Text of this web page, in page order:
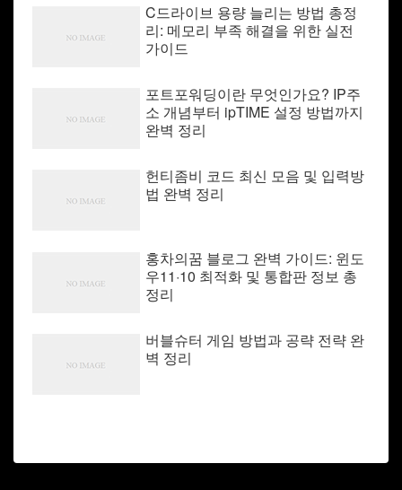
C드라이브 용량 늘리는 방법 총정
리: 메모리 부족 해결을 위한 실전
가이드
포트포워딩이란 무엇인가요? IP주
소 개념부터 ipTIME 설정 방법까지
완벽 정리
헌티좀비 코드 최신 모음 및 입력방
법 완벽 정리
홍차의꿈 블로그 완벽 가이드: 윈도
우11·10 최적화 및 통합판 정보 총
정리
버블슈터 게임 방법과 공략 전략 완
벽 정리